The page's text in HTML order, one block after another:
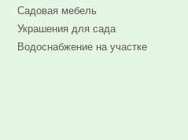
Садовая мебель
Украшения для сада
Водоснабжение на участке